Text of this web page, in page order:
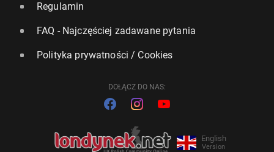
Regulamin
FAQ - Najczęściej zadawane pytania
Polityka prywatności / Cookies
DOŁĄCZ DO NAS:
English
Version